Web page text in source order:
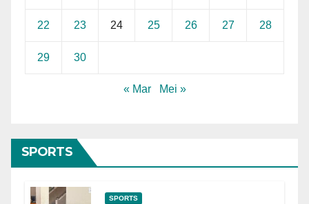
22 23 24 25 26 27 28
29 30
« Mar Mei »
SPORTS
SPORTS